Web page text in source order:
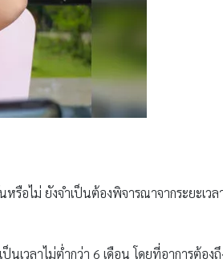
หรือไม่ ยังจำเป็นต้องพิจารณาจากระยะเ
เวลาไม่ต่ำกว่า 6 เดือน โดยที่อาการต้อ